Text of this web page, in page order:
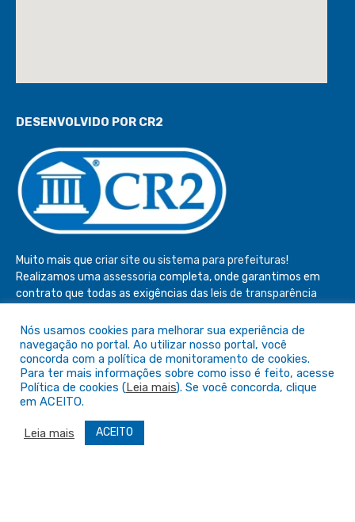
DESENVOLVIDO POR CR2
Muito mais que criar site ou sistema para prefeituras!
Realizamos uma assessoria completa, onde garantimos em
contrato que todas as exigências das leis de transparência
Conheça oPNTPe oRadar da Transparência Pública
Todos os direitos reservados a Câmara de São Félix do Araguaia
Nós usamos cookies para melhorar sua experiência de
navegação no portal. Ao utilizar nosso portal, você
concorda com a política de monitoramento de cookies.
Para ter mais informações sobre como isso é feito, acesse
Política de cookies (Leia mais). Se você concorda, clique
em ACEITO.
Leia mais ACEITO